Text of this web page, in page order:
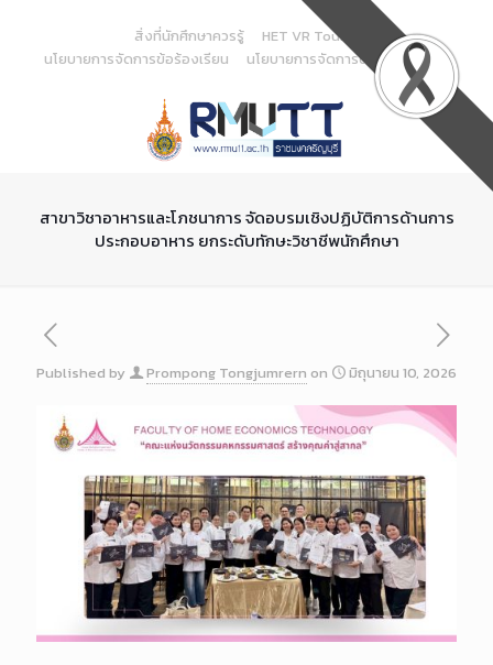
Content
สิ่งที่นักศึกษาควรรู้
HET VR Tour
นโยบายการจัดการข้อร้องเรียน
นโยบายการจัดการด้านสารสนเทศ
สาขาวิชาอาหารและโภชนาการ จัดอบรมเชิงปฏิบัติการด้านการ
ประกอบอาหาร ยกระดับทักษะวิชาชีพนักศึกษา
Published by Prompong Tongjumrern on มิถุนายน 10, 2026